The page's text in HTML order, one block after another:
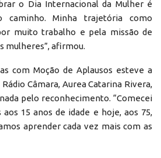
o Dia Internacional da Mulher é
caminho. Minha trajetória como
muito trabalho e pela missão de
mulheres”, afirmou.
com Moção de Aplausos esteve a
Câmara, Aurea Catarina Rivera,
pelo reconhecimento. “Comecei
15 anos de idade e hoje, aos 75,
aprender cada vez mais com as